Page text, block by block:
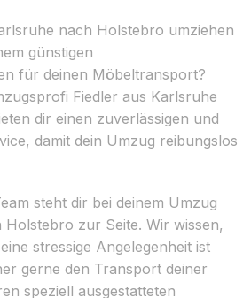
nach Holstebro umziehen
günstigen
für deinen Möbeltransport?
Fiedler aus Karlsruhe
dir einen zuverlässigen und
damit dein Umzug reibungslos
steht dir bei deinem Umzug
zur Seite. Wir wissen,
stressige Angelegenheit ist
gerne den Transport deiner
speziell ausgestatteten